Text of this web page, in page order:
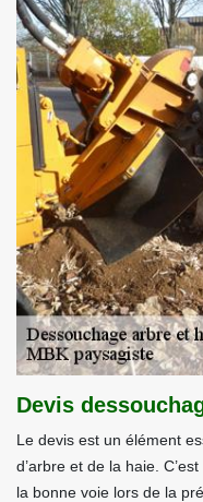
Devis
Le devis est un élément
d’arbre et de la haie.
la bonne voie lors de la